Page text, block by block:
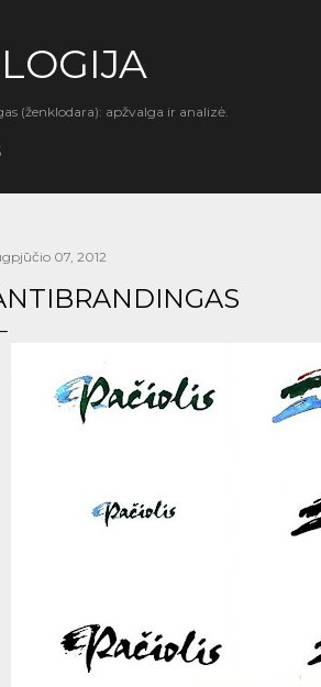
(ženklodara): apžvalga ir analizė.
07, 2012